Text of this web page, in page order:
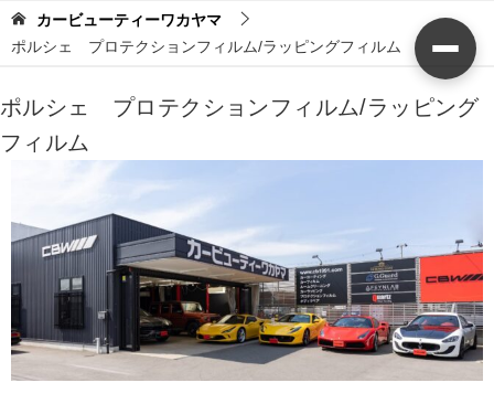
カービューティーワカヤマ
ポルシェ プロテクションフィルム/ラッピングフィルム
ポルシェ プロテクションフィルム/ラッピング
フィルム